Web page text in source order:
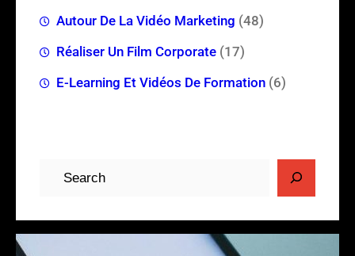
Autour De La Vidéo Marketing (48)
Réaliser Un Film Corporate (17)
E-Learning Et Vidéos De Formation (6)
h